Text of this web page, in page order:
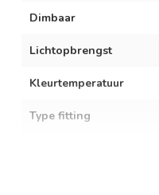
Dimbaar
Lichtopbrengst
Kleurtemperatuur
Type fitting